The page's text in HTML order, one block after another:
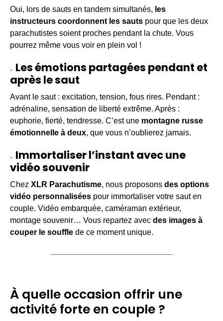
Oui, lors de sauts en tandem simultanés, les
instructeurs coordonnent les sauts pour que les deux
parachutistes soient proches pendant la chute. Vous
pourrez même vous voir en plein vol !
Les émotions partagées pendant et
après le saut
Avant le saut : excitation, tension, fous rires. Pendant :
adrénaline, sensation de liberté extrême. Après :
euphorie, fierté, tendresse. C’est une montagne russe
émotionnelle à deux, que vous n’oublierez jamais.
Immortaliser l’instant avec une
vidéo souvenir
Chez XLR Parachutisme, nous proposons des options
vidéo personnalisées pour immortaliser votre saut en
couple. Vidéo embarquée, caméraman extérieur,
montage souvenir… Vous repartez avec des images à
couper le souffle de ce moment unique.
À quelle occasion offrir une
activité forte en couple ?